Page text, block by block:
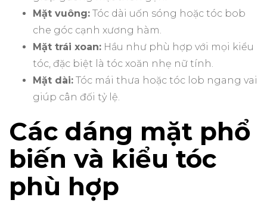
Mặt vuông: Tóc dài uốn sóng hoặc tóc bob
che góc cạnh xương hàm.
Mặt trái xoan: Hầu như phù hợp với mọi kiểu
tóc, đặc biệt là tóc xoăn nhẹ nữ tính.
Mặt dài: Tóc mái thưa hoặc tóc lob ngang vai
giúp cân đối tỷ lệ.
Các dáng mặt phổ
biến và kiểu tóc
phù hợp